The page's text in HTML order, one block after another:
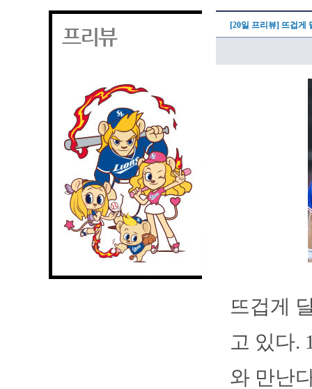
프리뷰 [20일 프리뷰] 뜨겁게
뜨겁게
고 있다.
와 만난